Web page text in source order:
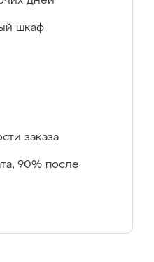
шкаф
заказа
90% после